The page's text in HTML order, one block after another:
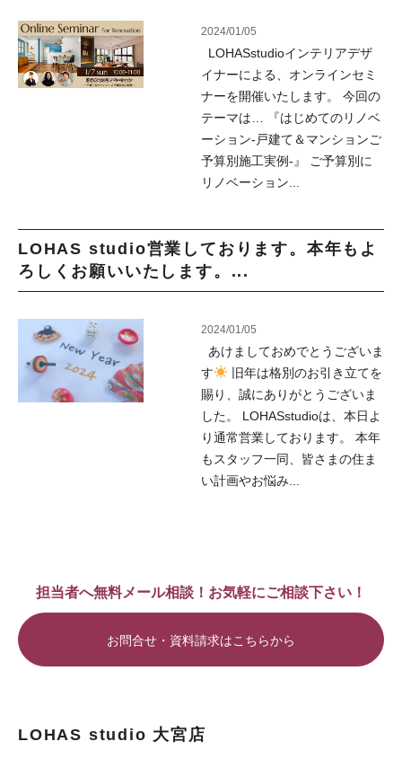
2024/01/05
LOHASstudioインテリアデザ
イナーによる、オンラインセミ
ナーを開催いたします。 今回の
テーマは… 『はじめてのリノベ
ーション-戸建て＆マンションご
予算別施工実例-』 ご予算別に
リノベーション...
LOHAS studio営業しております。本年もよ
ろしくお願いいたします。...
2024/01/05
あけましておめでとうございま
す
旧年は格別のお引き立てを
賜り、誠にありがとうございま
した。 LOHASstudioは、本日よ
り通常営業しております。 本年
もスタッフ一同、皆さまの住ま
い計画やお悩み...
担当者へ無料メール相談！お気軽にご相談下さい！
お問合せ・資料請求はこちらから
LOHAS studio 大宮店